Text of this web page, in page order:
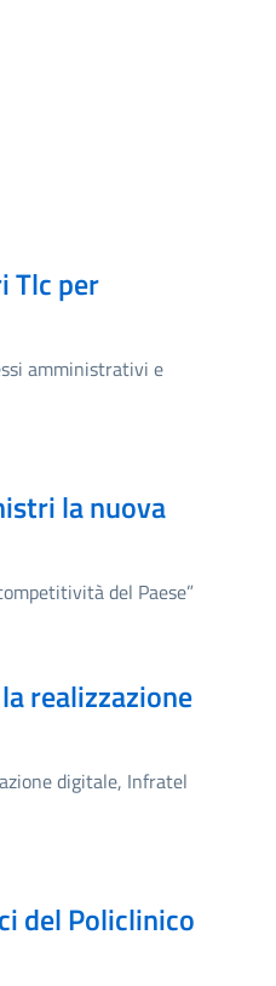
Tlc per
amministrativi e
la nuova
del Paese”
realizzazione
digitale, Infratel
del Policlinico